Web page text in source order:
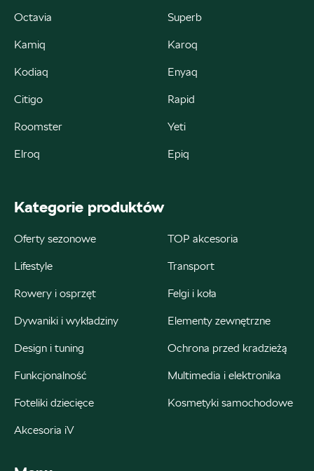
Autoweber
ul. Łódzka 27, Zduńska Wola
czesci@autoweber.pl
ul. Szczecińska 38A, Łódź
+48 426 130 700
Bednarek
Octavia Superb
Kamiq Karoq
Kodiaq Enyaq
Citigo Rapid
Roomster Yeti
Elroq Epiq
Kategorie produktów
Oferty sezonowe TOP akcesoria
Lifestyle Transport
Rowery i osprzęt Felgi i koła
Dywaniki i wykładziny Elementy zewnętrzne
Design i tuning Ochrona przed kradzieżą
Funkcjonalność Multimedia i elektronika
Foteliki dziecięce Kosmetyki samochodowe
Akcesoria iV